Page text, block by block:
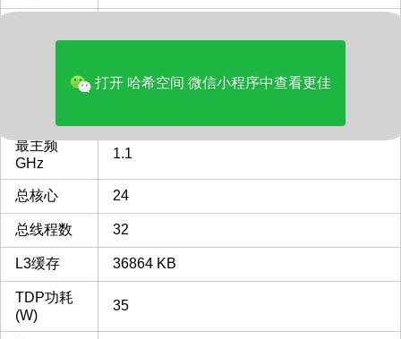
FCLGA1700FCLGA1700 插槽 接口 CPU
最主频
GHz
1.1
总核心 24
总线程数 32
L3缓存 36864 KB
TDP功耗
(W)
35
打开 哈希空间 微信小程序中查看更佳